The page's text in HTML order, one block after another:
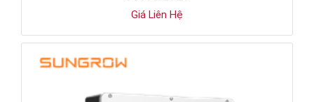
Giá Liên Hệ